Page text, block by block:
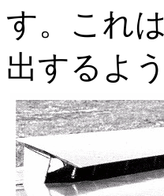
す。これ
出するよ